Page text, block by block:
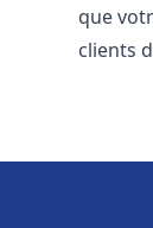
que
clients